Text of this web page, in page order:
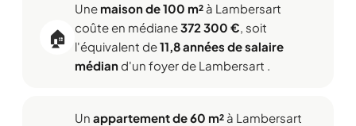
🏠
Une maison de 100 m² à Lambersart
coûte en médiane372 300 €, soit
l'équivalent de11,8 années de salaire
médiand'un foyer de Lambersart .
Un appartement de 60 m² à Lambersart